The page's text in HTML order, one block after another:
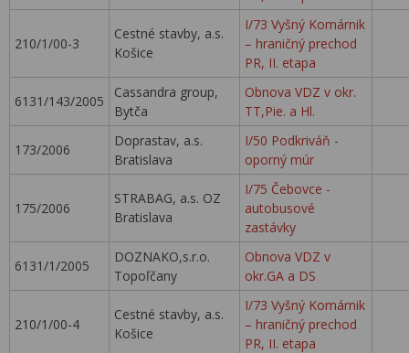
210/1/00-3
Cestné stavby, a.s.
Košice
I/73 Vyšný Komárnik
– hraničný prechod
PR, II. etapa
6131/143/2005
Cassandra group,
Bytča
Obnova VDZ v okr.
TT,Pie. a Hl.
173/2006
Doprastav, a.s.
Bratislava
I/50 Podkriváň -
oporný múr
175/2006
STRABAG, a.s. OZ
Bratislava
I/75 Čebovce -
autobusové
zastávky
6131/1/2005
DOZNAKO,s.r.o.
Topoľčany
Obnova VDZ v
okr.GA a DS
210/1/00-4
Cestné stavby, a.s.
Košice
I/73 Vyšný Komárnik
– hraničný prechod
PR, II. etapa